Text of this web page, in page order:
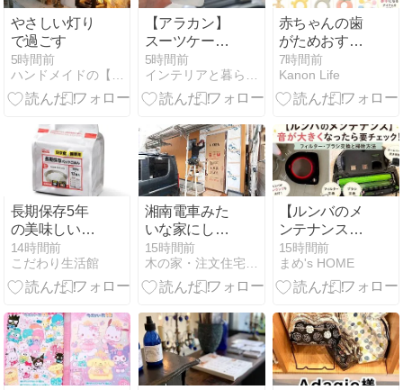
やさしい灯り
で過ごす
5時間前
ハンドメイドの【ナチュラルインテリア】Shop Is.通販
【アラカン】
スーツケース
のベタベタ解
消法と、大人
が「斜めがけ
ぶ理由
5時間前
インテリアと暮らしのヒント
赤ちゃんの歯
がためおすす
め5選｜歯ぐ
ずり対策に人
気の商品を比
7時間前
Kanon Life
長期保存5年
の美味しいパ
ックご飯で安
心備蓄
14時間前
こだわり生活館
湘南電車みた
いな家にして
ください
15時間前
木の家・注文住宅研究室
【ルンバのメ
ンテナンス】
音が大きくな
ったら要チェ
ック！フィル
交換と掃除方
法
15時間前
まめ's HOME